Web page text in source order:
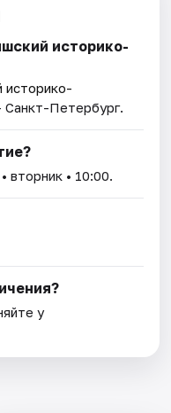
историко-
историко-
Санкт-Петербург.
• вторник • 10:00.
у